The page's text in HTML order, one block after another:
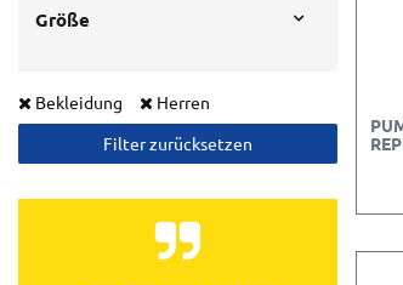
Größe
Bekleidung
Herren
Filter zurücksetzen